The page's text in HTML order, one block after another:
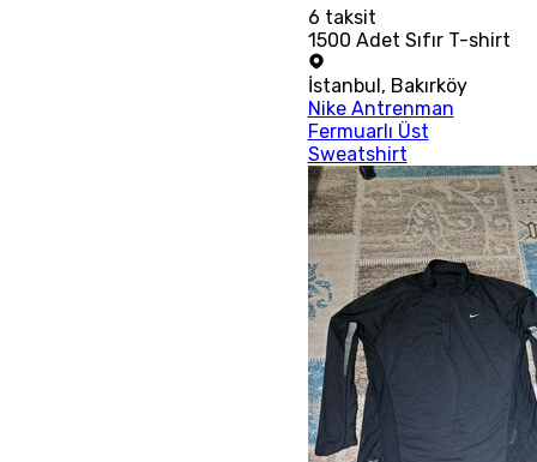
6 taksit
1500 Adet Sıfır T-shirt
İstanbul, Bakırköy
Nike Antrenman
Fermuarlı Üst
Sweatshirt